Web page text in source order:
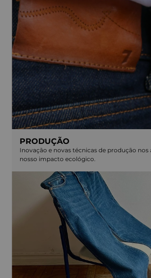
PRODUÇÃO
Inovação e novas técnicas de produção nos
nosso impacto ecológico.